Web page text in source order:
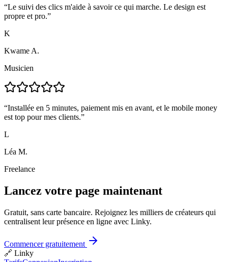
“Le suivi des clics m'aide à savoir ce qui marche. Le design est
propre et pro.”
K
Kwame A.
Musicien
“Installée en 5 minutes, paiement mis en avant, et le mobile money
est top pour mes clients.”
L
Léa M.
Freelance
Lancez votre page maintenant
Gratuit, sans carte bancaire. Rejoignez les milliers de créateurs qui
centralisent leur présence en ligne avec Linky.
Commencer gratuitement
🔗 Linky